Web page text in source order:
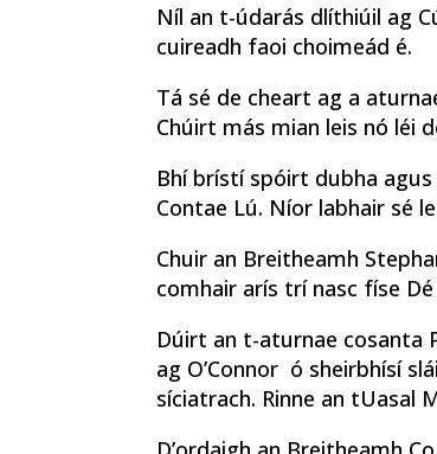
Níl an t-údarás dlíthiúil ag
cuireadh faoi choimeád é.
Tá sé de cheart ag a
Chúirt más mian leis nó léi
Bhí brístí spóirt dubha agus
Contae Lú. Níor labhair sé
Chuir an Breitheamh
comhair arís trí nasc físe
Dúirt an t-aturnae cosanta
ag O’Connor ó sheirbhísí
síciatrach. Rinne an tUasal